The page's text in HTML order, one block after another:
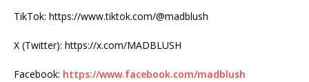
TikTok: https://www.tiktok.com/@madblush
X (Twitter): https://x.com/MADBLUSH
Facebook: https://www.facebook.com/madblush